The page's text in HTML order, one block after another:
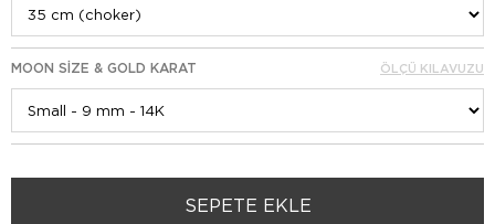
MOON SIZE & GOLD KARAT ÖLÇÜ KILAVUZU